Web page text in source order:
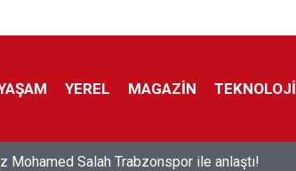
YEREL MAGAZİN TEKNOLOJİ
Mohamed Salah Trabzonspor ile anlaştı!